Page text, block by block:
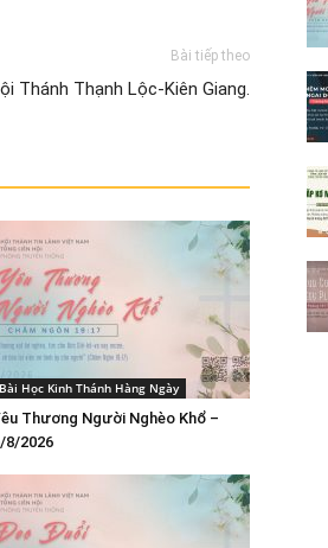
Bài tiếp theo
Thánh Thạnh Lộc-Kiên Giang.
Bài Học Kinh Thánh Hàng Ngày
Thương Người Nghèo Khổ –
8/2026